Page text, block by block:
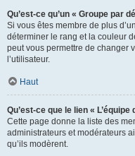
Qu’est-ce qu’un « Groupe par
Si vous êtes membre de plus
déterminer le rang et la couleur
peut vous permettre de changer
l’utilisateur.
Haut
Qu’est-ce que le lien « L’équipe
Cette page donne la liste des
administrateurs et modérateurs
qu’ils modèrent.